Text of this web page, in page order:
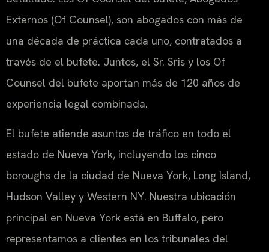
Externos (Of Counsel), son abogados con más de
una década de práctica cada uno, contratados a
través de el bufete. Juntos, el Sr. Sris y los Of
Counsel del bufete aportan más de 120 años de
experiencia legal combinada.
El bufete atiende asuntos de tráfico en todo el
estado de Nueva York, incluyendo los cinco
boroughs de la ciudad de Nueva York, Long Island,
Hudson Valley y Western NY. Nuestra ubicación
principal en Nueva York está en Buffalo, pero
representamos a clientes en los tribunales del